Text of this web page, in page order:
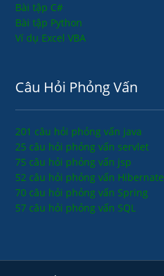
Bài tập C#
Bài tập Python
Ví dụ Excel VBA
Câu Hỏi Phỏng Vấn
201 câu hỏi phỏng vấn java
25 câu hỏi phỏng vấn servlet
75 câu hỏi phỏng vấn jsp
52 câu hỏi phỏng vấn Hibernate
70 câu hỏi phỏng vấn Spring
57 câu hỏi phỏng vấn SQL